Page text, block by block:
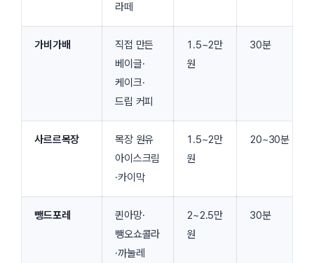
라떼
가비가배
직접 만든
베이글·
케이크·
드립 커피
1.5~2만
원
30분
사르르목장
목장 원유
아이스크림
·카이막
1.5~2만
원
20~30분
뺑드포레
퀸아망·
뺑오쇼콜라
·까눌레
2~2.5만
원
30분